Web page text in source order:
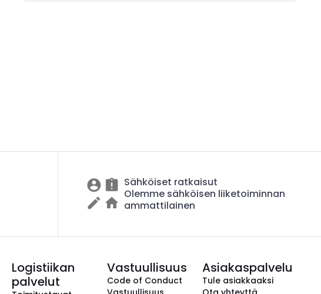
Sähköiset ratkaisut
Olemme sähköisen liiketoiminnan
ammattilainen
Logistiikan
palvelut
Vastuullisuus
Code of Conduct
Asiakaspalvelu
Tule asiakkaaksi